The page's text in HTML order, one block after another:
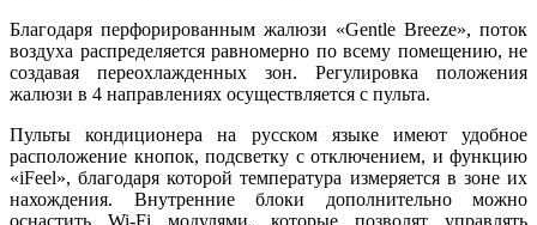
Благодаря перфорированным жалюзи «Gentle Breeze», поток
воздуха распределяется равномерно по всему помещению, не
создавая переохлажденных зон. Регулировка положения
жалюзи в 4 направлениях осуществляется с пульта.
Пульты кондиционера на русском языке имеют удобное
расположение кнопок, подсветку с отключением, и функцию
«iFeel», благодаря которой температура измеряется в зоне их
нахождения. Внутренние блоки дополнительно можно
оснастить Wi-Fi модулями, которые позволят управлять